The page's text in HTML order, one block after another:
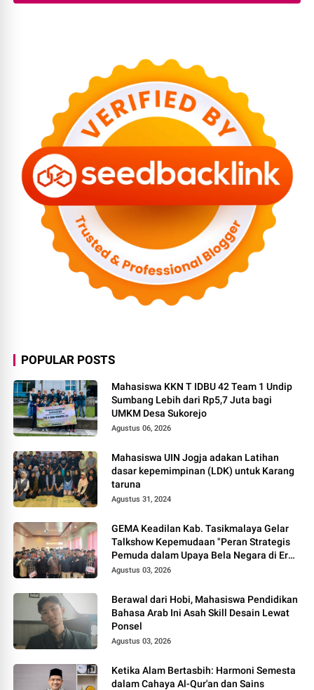
POPULAR POSTS
Mahasiswa KKN T IDBU 42 Team 1 Undip
Sumbang Lebih dari Rp5,7 Juta bagi
UMKM Desa Sukorejo
Agustus 06, 2026
Mahasiswa UIN Jogja adakan Latihan
dasar kepemimpinan (LDK) untuk Karang
taruna
Agustus 31, 2024
GEMA Keadilan Kab. Tasikmalaya Gelar
Talkshow Kepemudaan "Peran Strategis
Pemuda dalam Upaya Bela Negara di Era
Post-Truth"
Agustus 03, 2026
Berawal dari Hobi, Mahasiswa Pendidikan
Bahasa Arab Ini Asah Skill Desain Lewat
Ponsel
Agustus 03, 2026
Ketika Alam Bertasbih: Harmoni Semesta
dalam Cahaya Al-Qur'an dan Sains